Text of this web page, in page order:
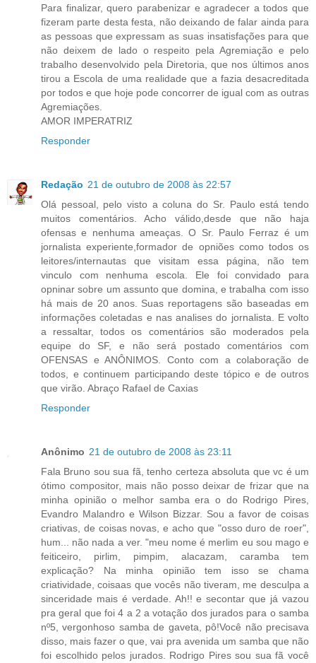
Para finalizar, quero parabenizar e agradecer a todos que
fizeram parte desta festa, não deixando de falar ainda para
as pessoas que expressam as suas insatisfações para que
não deixem de lado o respeito pela Agremiação e pelo
trabalho desenvolvido pela Diretoria, que nos últimos anos
tirou a Escola de uma realidade que a fazia desacreditada
por todos e que hoje pode concorrer de igual com as outras
Agremiações.
AMOR IMPERATRIZ
Responder
Redação 21 de outubro de 2008 às 22:57
Olá pessoal, pelo visto a coluna do Sr. Paulo está tendo
muitos comentários. Acho válido,desde que não haja
ofensas e nenhuma ameaças. O Sr. Paulo Ferraz é um
jornalista experiente,formador de opniões como todos os
leitores/internautas que visitam essa página, não tem
vinculo com nenhuma escola. Ele foi convidado para
opninar sobre um assunto que domina, e trabalha com isso
há mais de 20 anos. Suas reportagens são baseadas em
informações coletadas e nas analises do jornalista. E volto
a ressaltar, todos os comentários são moderados pela
equipe do SF, e não será postado comentários com
OFENSAS e ANÔNIMOS. Conto com a colaboração de
todos, e continuem participando deste tópico e de outros
que virão. Abraço Rafael de Caxias
Responder
Anônimo 21 de outubro de 2008 às 23:11
Fala Bruno sou sua fã, tenho certeza absoluta que vc é um
ótimo compositor, mais não posso deixar de frizar que na
minha opinião o melhor samba era o do Rodrigo Pires,
Evandro Malandro e Wilson Bizzar. Sou a favor de coisas
criativas, de coisas novas, e acho que "osso duro de roer",
hum... não nada a ver. "meu nome é merlim eu sou mago e
feiticeiro, pirlim, pimpim, alacazam, caramba tem
explicação? Na minha opinião tem isso se chama
criatividade, coisaas que vocês não tiveram, me desculpa a
sinceridade mais é verdade. Ah!! e secontar que já vazou
pra geral que foi 4 a 2 a votação dos jurados para o samba
nº5, vergonhoso samba de gaveta, pô!Você não precisava
disso, mais fazer o que, vai pra avenida um samba que não
foi escolhido pelos jurados. Rodrigo Pires sou sua fã você